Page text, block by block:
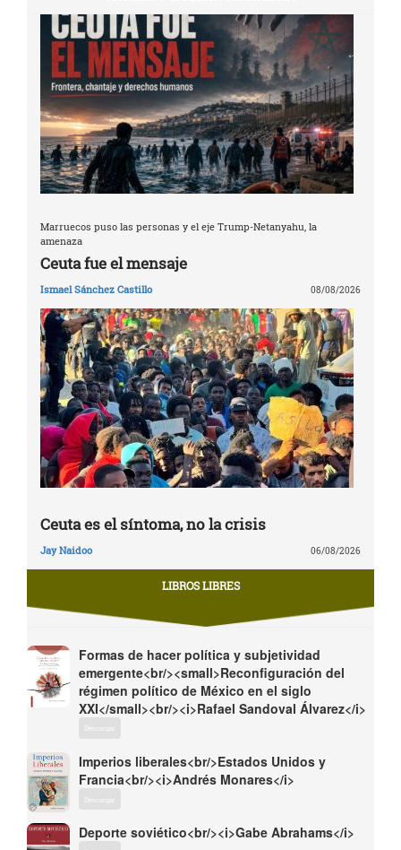
Marruecos puso las personas y el eje Trump-Netanyahu, la
amenaza
Ceuta fue el mensaje
Ismael Sánchez Castillo 08/08/2026
Ceuta es el síntoma, no la crisis
Jay Naidoo 06/08/2026
LIBROS LIBRES
Formas de hacer política y subjetividad
emergente<br/><small>Reconfiguración del
régimen político de México en el siglo
XXI</small><br/><i>Rafael Sandoval Álvarez</i>
Descargar
Imperios liberales<br/>Estados Unidos y
Francia<br/><i>Andrés Monares</i>
Descargar
Deporte soviético<br/><i>Gabe Abrahams</i>